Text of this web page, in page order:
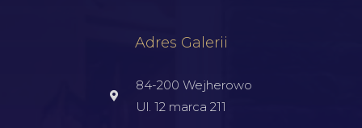
Adres Galerii
84-200 Wejherowo
Ul. 12 marca 211